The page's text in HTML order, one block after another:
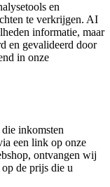
en
te verkrijgen. AI
informatie, maar
en gevalideerd door
in onze
inkomsten
een link op onze
ontvangen wij
de prijs die u